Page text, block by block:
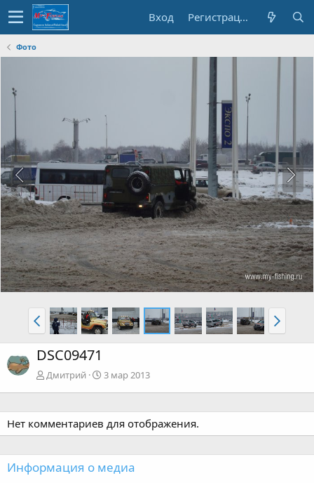
Вход Регистрация
Фото
DSC09471
Дмитрий 3 мар 2013
Нет комментариев для отображения.
Информация о медиа